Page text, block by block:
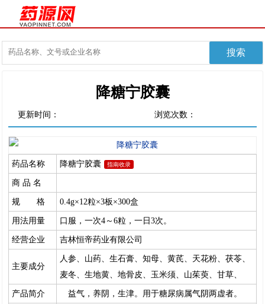
降糖宁胶囊
更新时间： 浏览次数：
药品名称 降糖宁胶囊 指南收录
商 品 名
规 格 0.4g×12粒×3板×300盒
用法用量 口服，一次4～6粒，一日3次。
经营企业 吉林恒帝药业有限公司
主要成分
人参、山药、生石膏、知母、黄芪、天花粉、茯苓、
麦冬、生地黄、地骨皮、玉米须、山茱萸、甘草、
产品简介 益气，养阴，生津。用于糖尿病属气阴两虚者。